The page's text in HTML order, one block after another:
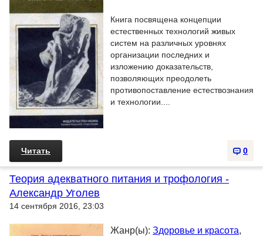
Книга посвящена концепции
естественных технологий живых
систем на различных уровнях
организации последних и
изложению доказательств,
позволяющих преодолеть
противопоставление естествознания
и технологии....
0
Читать
Теория адекватного питания и трофология -
Александр Уголев
14 сентября 2016, 23:03
Жанр(ы): Здоровье и красота,